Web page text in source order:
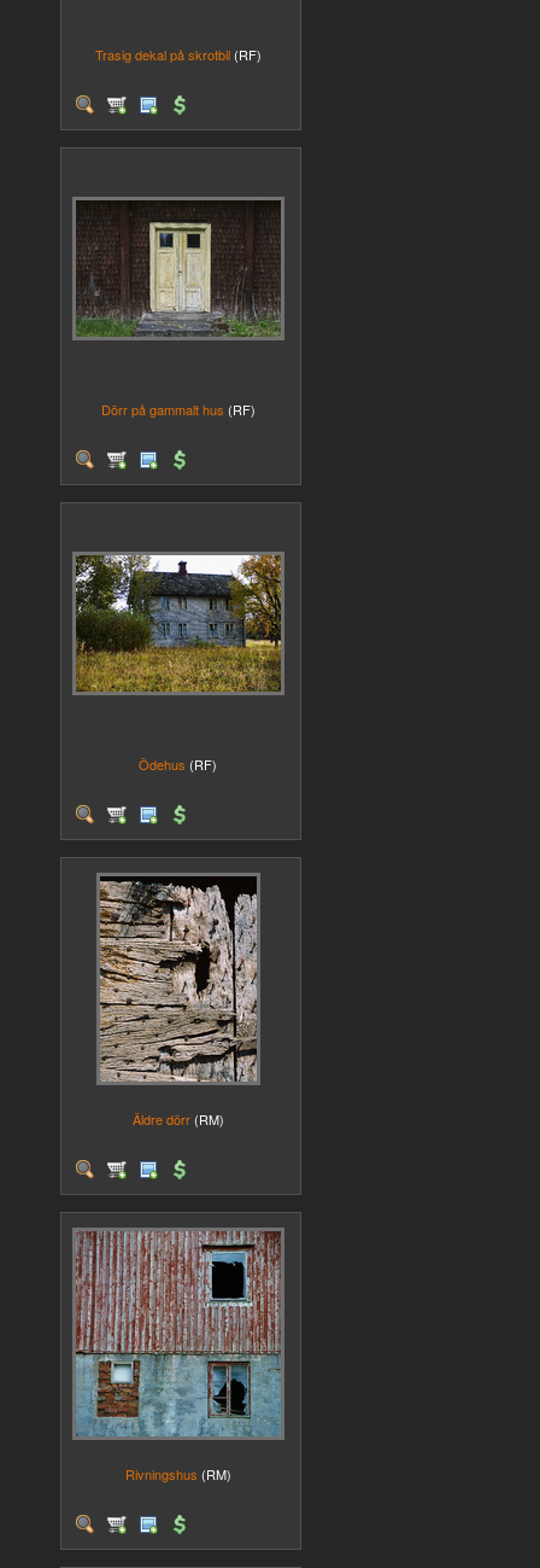
Trasig dekal på skrotbil (RF)
Dörr på gammalt hus (RF)
Ödehus (RF)
Äldre dörr (RM)
Rivningshus (RM)